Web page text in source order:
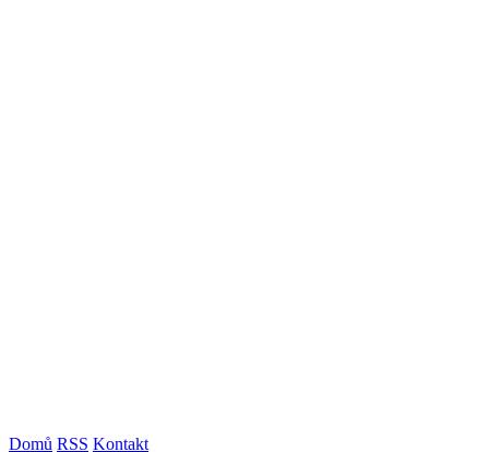
Domů RSS Kontakt